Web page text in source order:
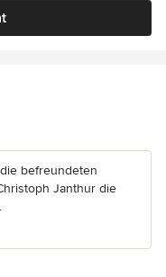
Sternen
die befreundeten
Janthur die